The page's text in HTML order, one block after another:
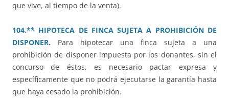
que vive, al tiempo de la venta).
104.** HIPOTECA DE FINCA SUJETA A PROHIBICIÓN DE
DISPONER. Para hipotecar una finca sujeta a una
prohibición de disponer impuesta por los donantes, sin el
concurso de éstos, es necesario pactar expresa y
específicamente que no podrá ejecutarse la garantía hasta
que haya cesado la prohibición.